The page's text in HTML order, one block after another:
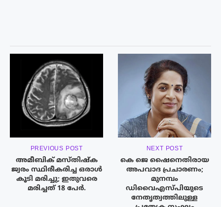
PREVIOUS POST
അമീബിക് മസ്‌തിഷ്‌ക
ജ്വരം സ്ഥിരീകരിച്ച ഒരാൾ
കൂടി മരിച്ചു; ഇതുവരെ
മരിച്ചത് 18 പേർ.
NEXT POST
കെ ജെ ഷൈനെതിരായ
അപവാദ പ്രചാരണം;
മുനമ്പം
ഡിവൈഎസ്പിയുടെ
നേതൃത്വത്തിലുള്ള